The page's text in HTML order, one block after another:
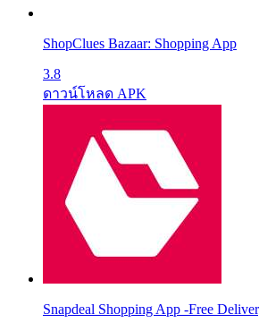
ShopClues Bazaar: Shopping App
3.8
ดาวน์โหลด APK
Snapdeal Shopping App -Free